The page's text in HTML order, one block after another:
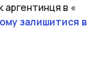
аргентинця в «
залишитися в